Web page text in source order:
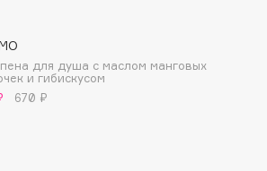
пена для душа с маслом манговых
и гибискусом
670 ₽